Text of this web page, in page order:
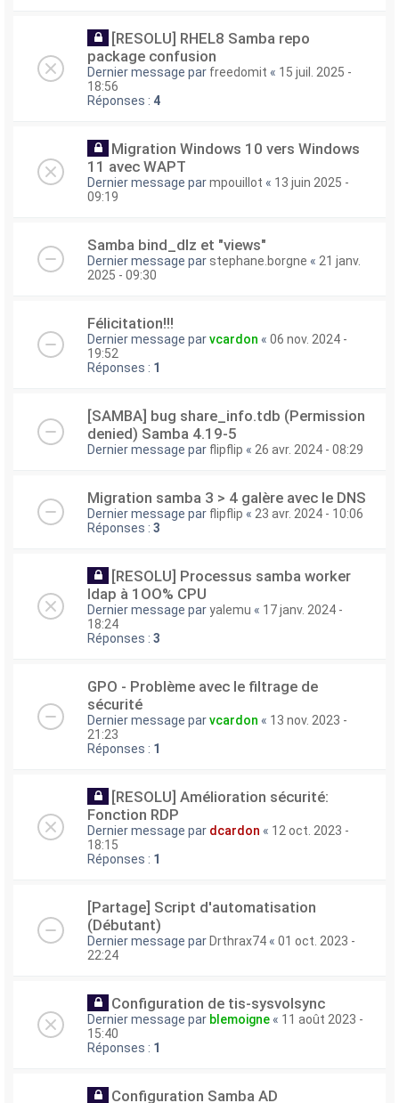
[RESOLU] RHEL8 Samba repo
package confusion
Dernier message par freedomit « 15 juil. 2025 -
18:56
Réponses : 4
Migration Windows 10 vers Windows
11 avec WAPT
Dernier message parmpouillot « 13 juin 2025 -
09:19
Samba bind_dlz et "views"
Dernier message par stephane.borgne « 21 janv.
2025 - 09:30
Félicitation!!!
Dernier message parvcardon « 06 nov. 2024 -
19:52
Réponses : 1
[SAMBA] bug share_info.tdb (Permission
denied) Samba 4.19-5
Dernier message par flipflip « 26 avr. 2024 - 08:29
Migration samba 3 > 4 galère avec le DNS
Dernier message par flipflip « 23 avr. 2024 - 10:06
Réponses : 3
[RESOLU] Processus samba worker
ldap à 1OO% CPU
Dernier message paryalemu « 17 janv. 2024 -
18:24
Réponses : 3
GPO - Problème avec le filtrage de
sécurité
Dernier message parvcardon « 13 nov. 2023 -
21:23
Réponses : 1
[RESOLU] Amélioration sécurité:
Fonction RDP
Dernier message par dcardon « 12 oct. 2023 -
18:15
Réponses : 1
[Partage] Script d'automatisation
(Débutant)
Dernier message par Drthrax74 « 01 oct. 2023 -
22:24
Configuration de tis-sysvolsync
Dernier message par blemoigne « 11 août 2023 -
15:40
Réponses : 1
Configuration Samba AD